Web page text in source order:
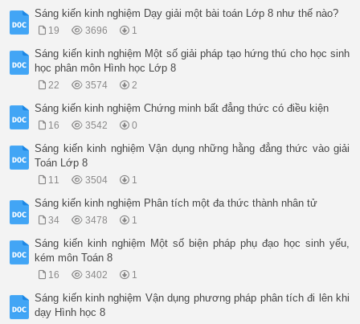
Sáng kiến kinh nghiệm Dạy giải một bài toán Lớp 8 như thế nào?
19 3696 1
Sáng kiến kinh nghiệm Một số giải pháp tạo hứng thú cho học sinh
học phân môn Hình học Lớp 8
22 3574 2
Sáng kiến kinh nghiệm Chứng minh bất đẳng thức có điều kiện
16 3542 0
Sáng kiến kinh nghiệm Vận dụng những hằng đẳng thức vào giải
Toán Lớp 8
11 3504 1
Sáng kiến kinh nghiệm Phân tích một đa thức thành nhân tử
34 3478 1
Sáng kiến kinh nghiệm Một số biện pháp phụ đạo học sinh yếu,
kém môn Toán 8
16 3402 1
Sáng kiến kinh nghiệm Vận dụng phương pháp phân tích đi lên khi
dạy Hình học 8